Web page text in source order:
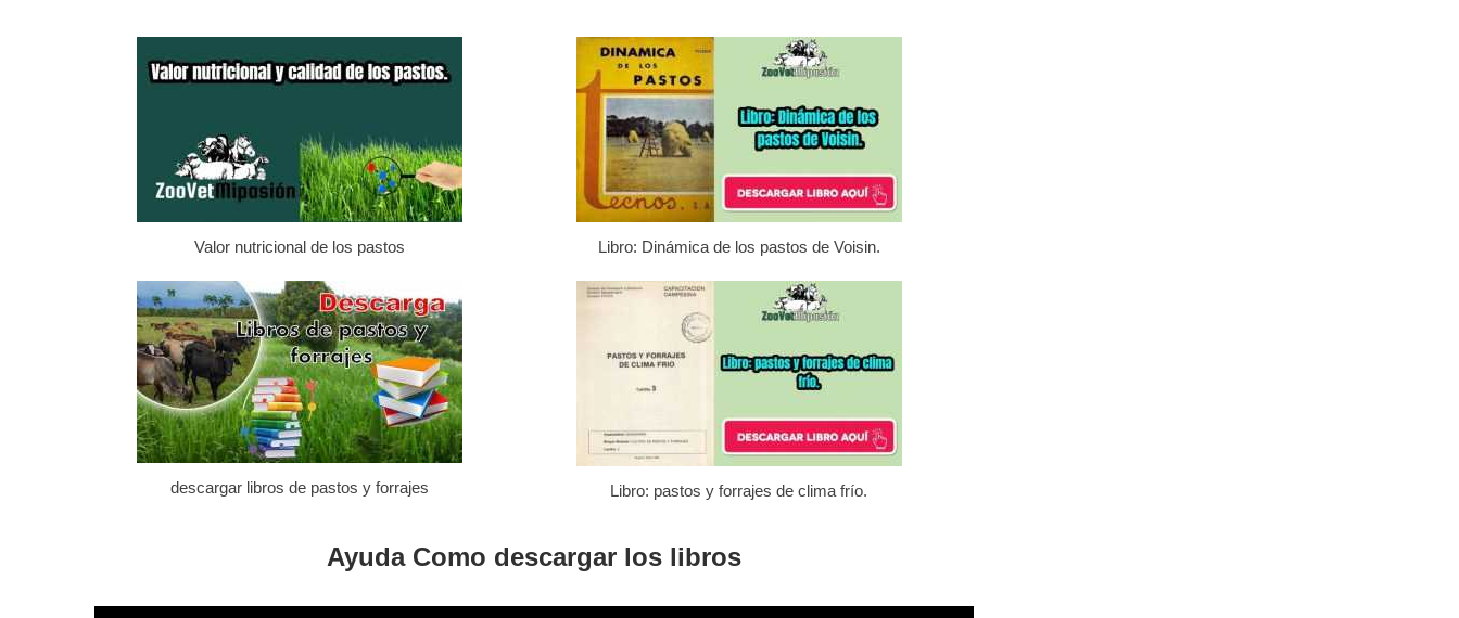
Valor nutricional de los pastos Libro: Dinámica de los pastos de Voisin.
descargar libros de pastos y forrajes Libro: pastos y forrajes de clima frío.
Ayuda Como descargar los libros